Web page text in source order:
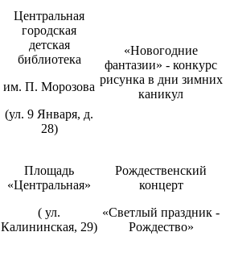
Центральная
городская
детская
библиотека
им. П. Морозова
(ул. 9 Января, д.
28)
«Новогодние
фантазии» - конкурс
рисунка в дни зимних
каникул
Площадь
«Центральная»
( ул.
Калининская, 29)
Рождественский
концерт
«Светлый праздник -
Рождество»